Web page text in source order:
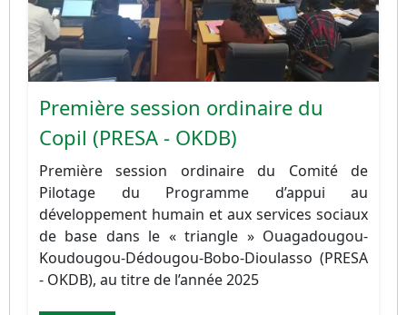
Première session ordinaire du
Copil (PRESA - OKDB)
Première session ordinaire du Comité de
Pilotage du Programme d’appui au
développement humain et aux services sociaux
de base dans le « triangle » Ouagadougou-
Koudougou-Dédougou-Bobo-Dioulasso (PRESA
- OKDB), au titre de l’année 2025